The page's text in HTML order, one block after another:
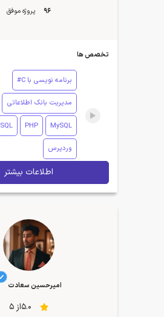
96 پروژه موفق
تخصص ها
برنامه نویسی با C#
مدیریت بانک اطلاعاتی
MySQL
PHP
SQL
وردپرس
اطلاعات بیشتر
امیرحسین سعادت
5.0از 5